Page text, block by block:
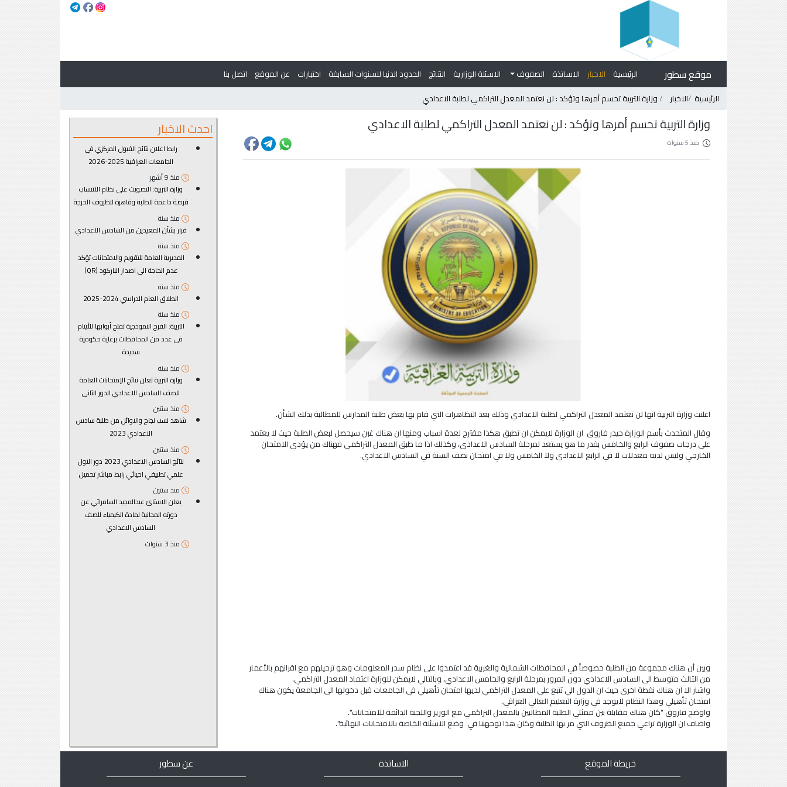
موقع سطور الرئيسية الاخبار الاساتذة الصفوف الاسئلة الوزارية النتائج الحدود الدنيا للسنوات السابقة اختبارات عن الموقع
اتصل بنا
الرئيسية الاخبار وزارة التربية تحسم أمرها وتؤكد : لن نعتمد المعدل التراكمي لطلبة الاعدادي
وزارة التربية تحسم أمرها وتؤكد : لن نعتمد المعدل التراكمي لطلبة الاعدادي
منذ 5 سنوات
اعلنت وزارة التربية انها لن تعتمد المعدل التراكمي لطلبة الاعدادي وذلك بعد التظاهرات التي قام بها بعض طلبة المدارس للمطالبة بذلك الشأن.
وقال المتحدث بأسم الوزارة حيدر فاروق ان الوزارة لايمكن ان تطبق هكذا مقترح لعدة اسباب ومنها ان هناك غبن سيحصل لبعض الطلبة حيث لا يعتمد
على درجات صفوف الرابع والخامس بقدر ما هو يستعد لمرحلة السادس الاعدادي، وكذلك اذا ما طبق المعدل التراكمي فهناك من يؤدي الامتحان
الخارجي وليس لديه معدلات لا في الرابع الاعدادي ولا الخامس ولا في امتحان نصف السنة في السادس الاعدادي.
وبين أن هناك مجموعة من الطلبة خصوصاً في المحافظات الشمالية والغربية قد اعتمدوا على نظام سدر المعلومات وهو ترحيلهم مع اقرانهم بالأعمار
من الثالث متوسط الى السادس الاعدادي دون المرور بمرحلة الرابع والخامس الاعدادي، وبالتالي لايمكن للوزارة اعتماد المعدل التراكمي.
واشار الا ان هناك نقطة اخرى حيث ان الدول الي تتبع على المعدل التراكمي لديها امتحان تأهيلي في الجامعات قبل دخولها الى الجامعة يكون هناك
امتحان تأهيلي وهذا النظام لايوجد في وزارة التعليم العالي العراقي.
واوضح فاروق "كان هناك مقابلة بين ممثلي الطلبة المطالبين بالمعدل التراكمي مع الوزير واللجنة الدائمة للامتحانات".
واضاف ان الوزارة تراعي جميع الظروف التي مر بها الطلبة وكان هذا توجهننا في وضع الاسئلة الخاصة بالامتحانات النهائية".
احدث الاخبار
رابط اعلان نتائج القبول المركزي في
الجامعات العراقية 2025-2026
منذ 9 أشهر
وزارة التربية: التصويت على نظام الانتساب
فرصة داعمة للطلبة وقاهرة للظروف الحرجة
منذ سنة
قرار بشأن المعيدين من السادس الاعدادي
منذ سنة
المديرية العامة للتقويم والامتحانات تؤكد
عدم الحاجة الى اصدار الباركود (QR)
منذ سنة
انطلاق العام الدراسي 2024-2025
منذ سنة
التربية: الفرح النموذجية تفتح أبوابها للأيتام
في عدد من المحافظات برعاية حكومية
سديدة
منذ سنة
وزارة التربية تعلن نتائج الإمتحانات العامة
للصف السادس الاعدادي الدور الثاني
منذ سنتين
شاهد نسب نجاح والاوائل من طلبة سادس
الاعدادي 2023
منذ سنتين
نتائج السادس الاعدادي 2023 دور الاول
علمي تطبيقي احيائي رابط مباشر تحميل
منذ سنتين
يعلن الاستائ عبدالمجيد السامرائي عن
دورته المجانية لمادة الكيمياء للصف
السادس الاعدادي
منذ 3 سنوات
خريطة الموقع الاساتذة عن سطور